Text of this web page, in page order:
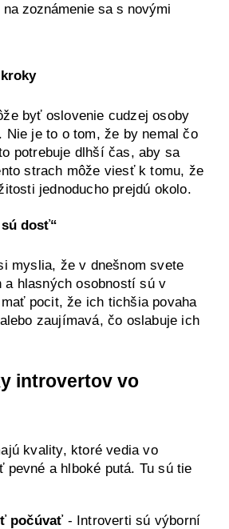
zoznámenie sa s novými
byť oslovenie cudzej osoby
Nie je to o tom, že by nemal čo
potrebuje dlhší čas, aby sa
strach môže viesť k tomu, že
jednoducho prejdú okolo.
dosť“
myslia, že v dnešnom svete
a hlasných osobností sú v
pocit, že ich tichšia povaha
zaujímavá, čo oslabuje ich
introvertov vo
kvality, ktoré vedia vo
a hlboké putá. Tu sú tie
počúvať - Introverti sú výborní